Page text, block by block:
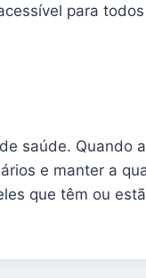
para
saúde. Quando
e manter a
que têm ou